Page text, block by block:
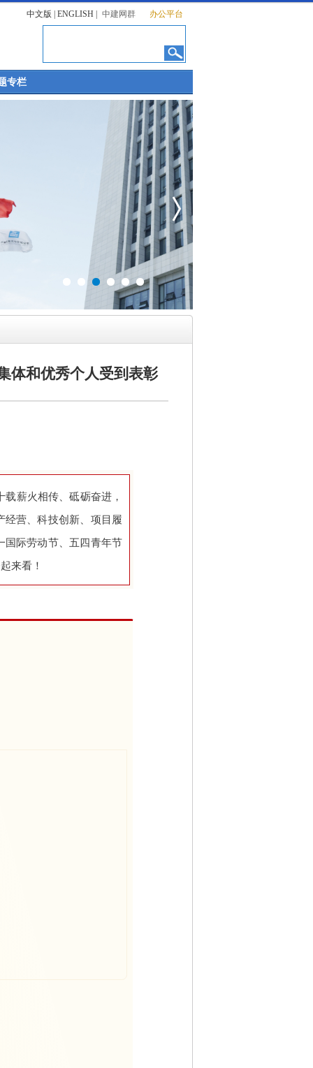
中文版 ENGLISH 中建网群 办公平台
专栏
体和优秀个人受到表彰
薪火相传、砥砺奋进，
经营、科技创新、项目履
国际劳动节、五四青年节
来看！